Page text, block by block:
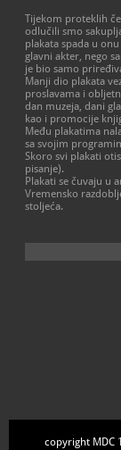
Tijekom proteklih
odlučili smo
plakata spada u
glavni akter, nego
je bio samo
Manji dio plakata
proslavama i
dan muzeja, dani
kao i promocije
Među plakatima
sa svojim
Skoro svi plakati
pisanje).
Plakati se čuvaju u
Vremensko
stoljeća.
copyright MDC